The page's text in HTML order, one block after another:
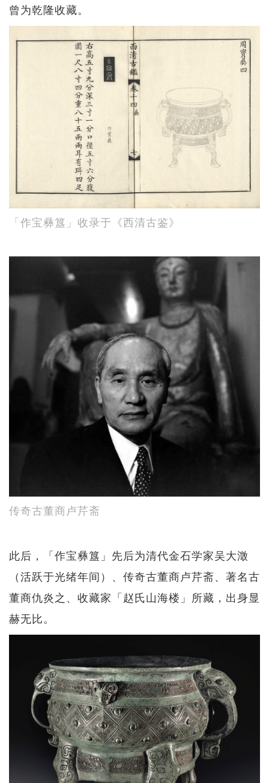
曾为乾隆收藏。
「作宝彝簋」收录于《西清古鉴》
传奇古董商卢芹斋
此后，「作宝彝簋」先后为清代金石学家吴大澂
（活跃于光绪年间）、传奇古董商卢芹斋、著名古
董商仇炎之、收藏家「赵氏山海楼」所藏，出身显
赫无比。